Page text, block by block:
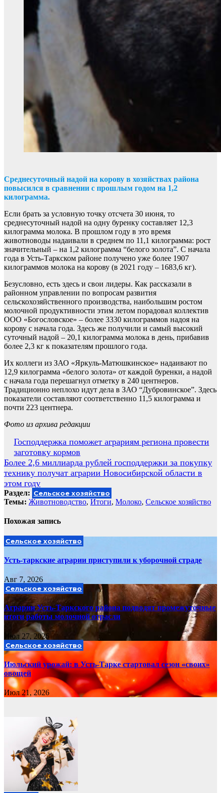
Среднесуточный надой на корову в хозяйствах района
повысился в сравнении с прошлым годом на 1,2
килограмма.
Если брать за условную точку отсчета 30 июня, то
среднесуточный надой на одну буренку составляет 12,3
килограмма молока. В прошлом году в это время
животноводы надаивали в среднем по 11,1 килограмма: рост
значительный – на 1,2 килограмма “белого золота”. С начала
года в Усть-Таркском районе получено уже более 1907
килограммов молока на корову (в 2021 году – 1683,6 кг).
Безусловно, есть здесь и свои лидеры. Как рассказали в
районном управлении по вопросам развития
сельскохозяйственного производства, наибольшим ростом
молочной продуктивности этим летом порадовал коллектив
ООО «Богословское» – более 3330 килограммов надоя на
корову с начала года. Здесь же получили и самый высокий
суточный надой – 20,1 килограмма молока в день, прибавив
более 2,3 кг к показателям прошлого года.
Их коллеги из ЗАО «Яркуль-Матюшкинское» надаивают по
12,9 килограмма «белого золота» от каждой буренки, а надой
с начала года перешагнул отметку в 240 центнеров.
Традиционно неплохо идут дела в ЗАО “Дубровинское”. Здесь
показатели составляют соответственно 11,5 килограмма и
почти 223 центнера.
Фото из архива редакции
Навигация
по
записям
Господдержка поможет аграриям региона провести
заготовку кормов
Более 2,6 миллиарда рублей господдержки за покупку
технику получат аграрии Новосибирской области в
этом году
Раздел: Сельское хозяйство
Темы: Животноводство, Итоги, Молоко, Сельское хозяйство
Похожая запись
Сельское хозяйство
Усть-таркские аграрии приступили к уборочной страде
Авг 7, 2026
Сельское хозяйство
Аграрии Усть-Таркского района подводят промежуточные
итоги работы молочной отрасли
Июл 27, 2026
Сельское хозяйство
Июльский урожай: в Усть-Тарке стартовал сезон «своих»
овощей
Июл 21, 2026